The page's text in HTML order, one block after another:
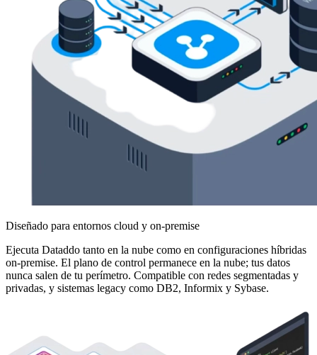
Diseñado para entornos cloud y on-premise
Ejecuta Dataddo tanto en la nube como en configuraciones híbridas
on-premise. El plano de control permanece en la nube; tus datos
nunca salen de tu perímetro. Compatible con redes segmentadas y
privadas, y sistemas legacy como DB2, Informix y Sybase.